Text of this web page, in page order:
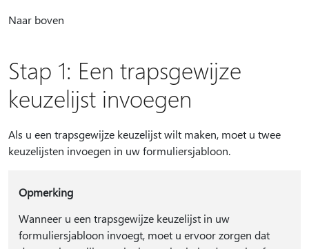
Naar boven
Stap 1: Een trapsgewijze
keuzelijst invoegen
Als u een trapsgewijze keuzelijst wilt maken, moet u twee
keuzelijsten invoegen in uw formuliersjabloon.
Opmerking
Wanneer u een trapsgewijze keuzelijst in uw
formuliersjabloon invoegt, moet u ervoor zorgen dat